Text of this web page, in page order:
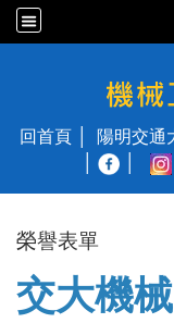
國立陽
回首頁 陽明交通
榮譽表單
交大機